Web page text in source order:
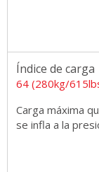
Índice de carga
64 (280kg/
Carga máxima
se infla a la